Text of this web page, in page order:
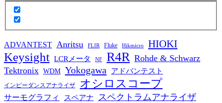
ADVANTEST Anritsu FLIR Fluke Hikmicro HIOKI
Keysight LCRメータ NF R4R Rohde & Schwarz
Tektronix WDM Yokogawa アドバンテスト
インピーダンスアナライザ オシロスコープ
サーモグラフィ スペアナ スペクトラムアナライザ